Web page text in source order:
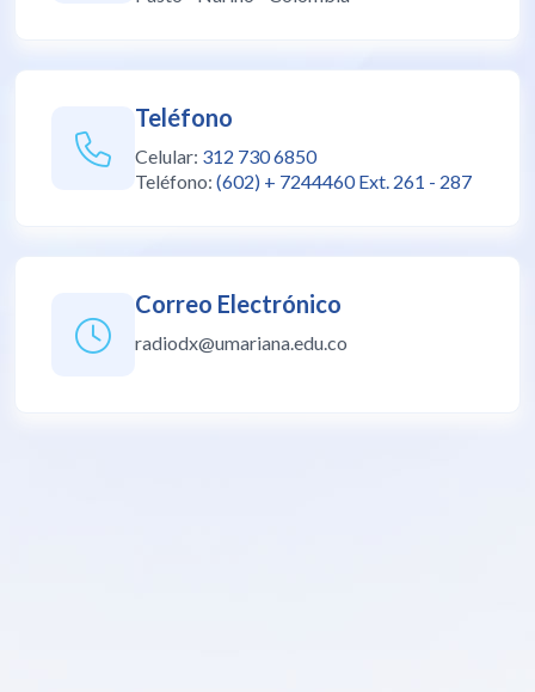
Teléfono
Celular: 312 730 6850
Teléfono: (602) + 7244460 Ext. 261 - 287
Correo Electrónico
radiodx@umariana.edu.co